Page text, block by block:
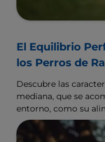
El Equilibrio
los Perros de
Descubre las
mediana, que se
entorno, como su
pueden variar